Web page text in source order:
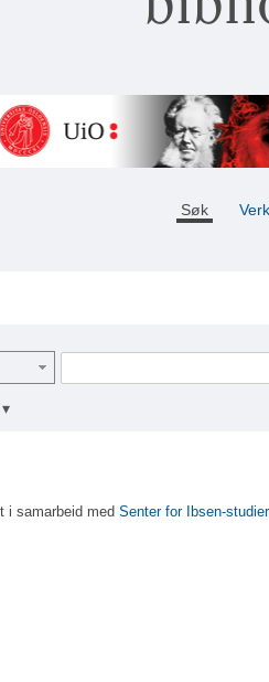
Søk
i samarbeid med Senter for Ibsen-studier